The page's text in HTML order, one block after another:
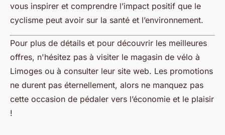
vous inspirer et comprendre l’impact positif que le
cyclisme peut avoir sur la santé et l’environnement.
Pour plus de détails et pour découvrir les meilleures
offres, n'hésitez pas à visiter le magasin de vélo à
Limoges ou à consulter leur site web. Les promotions
ne durent pas éternellement, alors ne manquez pas
cette occasion de pédaler vers l’économie et le plaisir
!